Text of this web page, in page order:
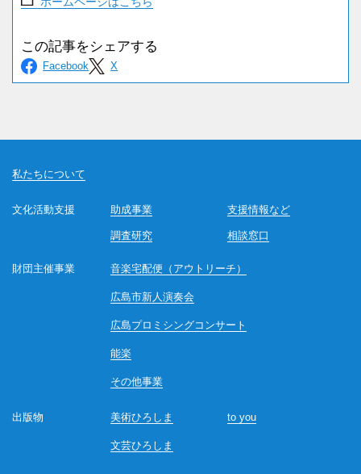
私たちについて
文化活動支援 助成事業
調査研究 相談窓口
支援情報など
財団主催事業 音楽宅配便（アウトリーチ）
広島市新人演奏会
広島プロミシングコンサート
能楽
その他事業
出版物 美術ひろしま
文芸ひろしま
to you